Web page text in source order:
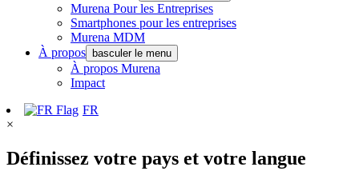
Murena Pour les Entreprises
Smartphones pour les entreprises
Murena MDM
À propos
basculer le menu
À propos Murena
Impact
FR
×
Définissez votre pays et votre langue